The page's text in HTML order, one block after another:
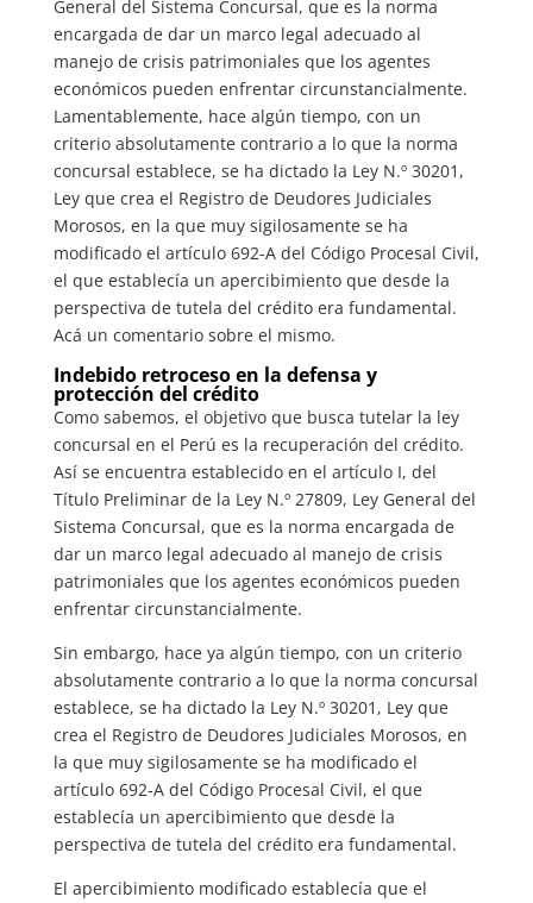
General del Sistema Concursal, que es la norma
encargada de dar un marco legal adecuado al
manejo de crisis patrimoniales que los agentes
económicos pueden enfrentar circunstancialmente.
Lamentablemente, hace algún tiempo, con un
criterio absolutamente contrario a lo que la norma
concursal establece, se ha dictado la Ley N.º 30201,
Ley que crea el Registro de Deudores Judiciales
Morosos, en la que muy sigilosamente se ha
modificado el artículo 692-A del Código Procesal Civil,
el que establecía un apercibimiento que desde la
perspectiva de tutela del crédito era fundamental.
Acá un comentario sobre el mismo.
Indebido retroceso en la defensa y
protección del crédito
Como sabemos, el objetivo que busca tutelar la ley
concursal en el Perú es la recuperación del crédito.
Así se encuentra establecido en el artículo I, del
Título Preliminar de la Ley N.º 27809, Ley General del
Sistema Concursal, que es la norma encargada de
dar un marco legal adecuado al manejo de crisis
patrimoniales que los agentes económicos pueden
enfrentar circunstancialmente.
Sin embargo, hace ya algún tiempo, con un criterio
absolutamente contrario a lo que la norma concursal
establece, se ha dictado la Ley N.º 30201, Ley que
crea el Registro de Deudores Judiciales Morosos, en
la que muy sigilosamente se ha modificado el
artículo 692-A del Código Procesal Civil, el que
establecía un apercibimiento que desde la
perspectiva de tutela del crédito era fundamental.
El apercibimiento modificado establecía que el